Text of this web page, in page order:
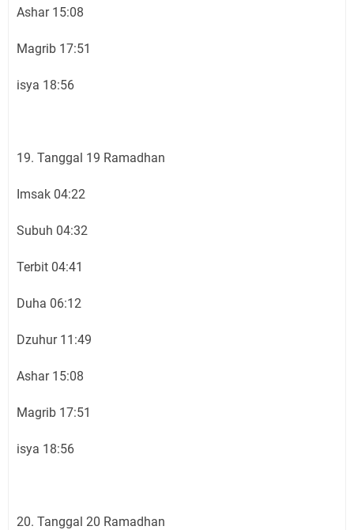
Ashar 15:08
Magrib 17:51
isya 18:56
19. Tanggal 19 Ramadhan
Imsak 04:22
Subuh 04:32
Terbit 04:41
Duha 06:12
Dzuhur 11:49
Ashar 15:08
Magrib 17:51
isya 18:56
20. Tanggal 20 Ramadhan